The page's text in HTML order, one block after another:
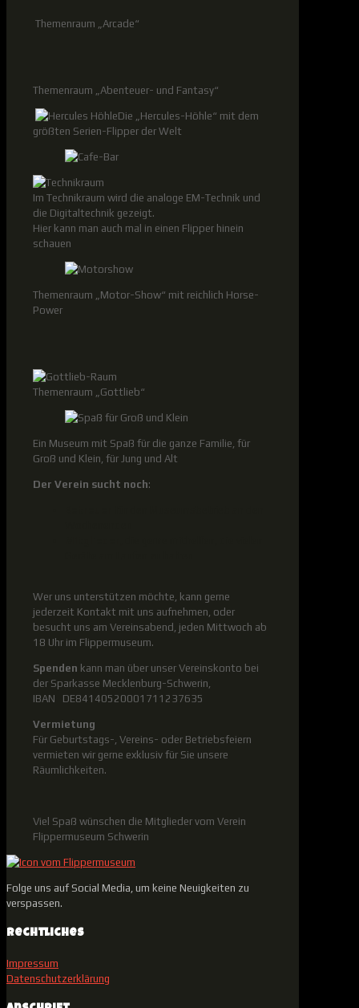
Themenraum „Arcade“
Themenraum „Abenteuer- und Fantasy“
Die „Hercules-Höhle“ mit dem
größten Serien-Flipper der Welt
Im Technikraum wird die analoge EM-Technik und
die Digitaltechnik gezeigt.
Hier kann man auch mal in einen Flipper hinein
schauen
Themenraum „Motor-Show“ mit reichlich Horse-
Power
Themenraum „Gottlieb“
Ein Museum mit Spaß für die ganze Familie, für
Groß und Klein, für Jung und Alt
Der Verein sucht noch:
Wer uns unterstützen möchte, kann gerne
jederzeit Kontakt mit uns aufnehmen, oder
besucht uns am Vereinsabend, jeden Mittwoch ab
18 Uhr im Flippermuseum.
Spenden kann man über unser Vereinskonto bei
der Sparkasse Mecklenburg-Schwerin,
IBAN DE84140520001711237635
Vermietung
Für Geburtstags-, Vereins- oder Betriebsfeiern
vermieten wir gerne exklusiv für Sie unsere
Räumlichkeiten.
Viel Spaß wünschen die Mitglieder vom Verein
Flippermuseum Schwerin
Folge uns auf Social Media, um keine Neuigkeiten zu
verspassen.
Rechtliches
Impressum
Datenschutzerklärung